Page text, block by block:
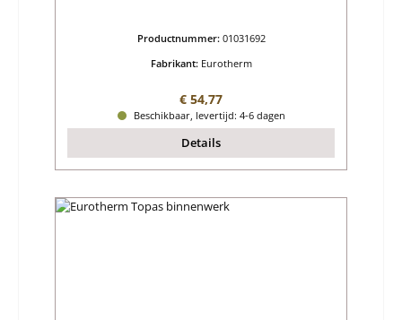
Productnummer: 01031692
Fabrikant: Eurotherm
Normale prijs:
€ 54,77
Beschikbaar, levertijd: 4-6 dagen
Details